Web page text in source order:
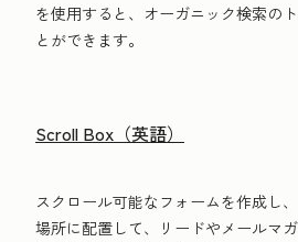
を使用すると、オーガニック検索の
とができます。
Scroll Box（英語）
スクロール可能なフォームを作成し
場所に配置して、リードやメールマ